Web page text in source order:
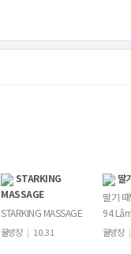
STARKING
MASSAGE
STARKING MASSAGE
BY 딸기 1군호치민 핫플
꿀방장 | 10.31
딸
딸기
94
Kiểng,
꿀방장 |